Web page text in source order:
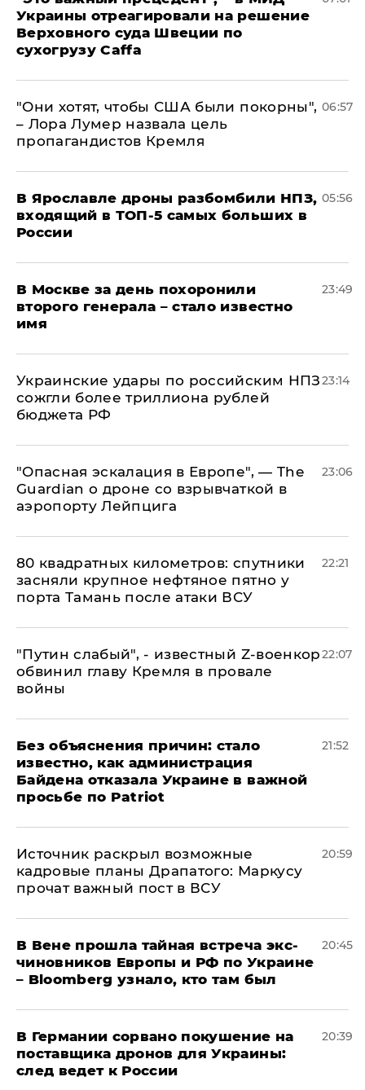
Украины отреагировали на решение
Верховного суда Швеции по
сухогрузу Caffa
"Они хотят, чтобы США были покорны",
– Лора Лумер назвала цель
пропагандистов Кремля
06:57
В Ярославле дроны разбомбили НПЗ,
входящий в ТОП-5 самых больших в
России
05:56
В Москве за день похоронили
второго генерала – стало известно
имя
23:49
Украинские удары по российским НПЗ
сожгли более триллиона рублей
бюджета РФ
23:14
"Опасная эскалация в Европе", — The
Guardian о дроне со взрывчаткой в
аэропорту Лейпцига
23:06
80 квадратных километров: спутники
засняли крупное нефтяное пятно у
порта Тамань после атаки ВСУ
22:21
​"Путин слабый", - известный Z-военкор
обвинил главу Кремля в провале
войны
22:07
Без объяснения причин: стало
известно, как администрация
Байдена отказала Украине в важной
просьбе по Patriot
21:52
​Источник раскрыл возможные
кадровые планы Драпатого: Маркусу
прочат важный пост в ВСУ
20:59
В Вене прошла тайная встреча экс-
чиновников Европы и РФ по Украине
– Bloomberg узнало, кто там был
20:45
​В Германии сорвано покушение на
поставщика дронов для Украины:
след ведет к России
20:39